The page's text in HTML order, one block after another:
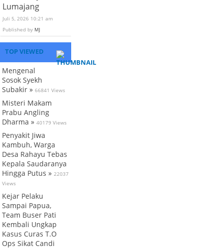
Lumajang
Juli 5, 2026 10:21 am
Published by MJ
TOP VIEWED
Mengenal
Sosok Syekh
Subakir » 66841 Views
Misteri Makam
Prabu Angling
Dharma » 40179 Views
Penyakit Jiwa
Kambuh, Warga
Desa Rahayu Tebas
Kepala Saudaranya
Hingga Putus » 22037
Views
Kejar Pelaku
Sampai Papua,
Team Buser Pati
Kembali Ungkap
Kasus Curas T.O
Ops Sikat Candi